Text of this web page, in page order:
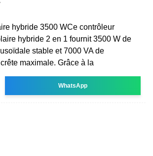
hybride 3500 WCe contrôleur
hybride 2 en 1 fournit 3500 W de
stable et 7000 VA de
maximale. Grâce à la
WhatsApp